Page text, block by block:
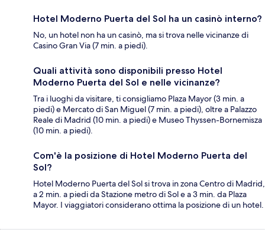
Hotel Moderno Puerta del Sol ha un casinò interno?
No, un hotel non ha un casinò, ma si trova nelle vicinanze di
Casino Gran Via (7 min. a piedi).
Quali attività sono disponibili presso Hotel
Moderno Puerta del Sol e nelle vicinanze?
Tra i luoghi da visitare, ti consigliamo Plaza Mayor (3 min. a
piedi) e Mercato di San Miguel (7 min. a piedi), oltre a Palazzo
Reale di Madrid (10 min. a piedi) e Museo Thyssen-Bornemisza
(10 min. a piedi).
Com'è la posizione di Hotel Moderno Puerta del
Sol?
Hotel Moderno Puerta del Sol si trova in zona Centro di Madrid,
a 2 min. a piedi da Stazione metro di Sol e a 3 min. da Plaza
Mayor. I viaggiatori considerano ottima la posizione di un hotel.